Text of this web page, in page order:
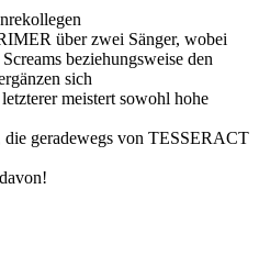
über zwei Sänger, wobei
beziehungsweise den
sich
meistert sowohl hohe
die geradewegs von TESSERACT